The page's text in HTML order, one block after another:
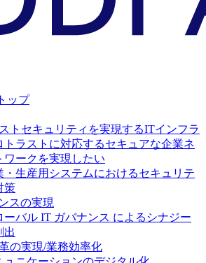
ップ
トセキュリティを実現するITインフラ
トラストに対応するセキュアな企業ネ
ワークを実現したい
・生産用システムにおけるセキュリテ
策
スの実現
ーバル IT ガバナンス によるシナジー
出
の実現/業務効率化